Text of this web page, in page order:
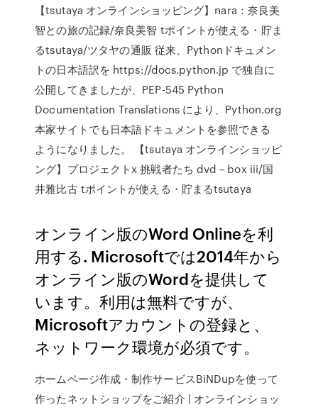
【tsutaya オンラインショッピング】nara：奈良美
智との旅の記録/奈良美智 tポイントが使える・貯ま
るtsutaya/ツタヤの通販 従来、Pythonドキュメン
トの日本語訳を https://docs.python.jp で独自に
公開してきましたが、PEP-545 Python
Documentation Translations により、Python.org
本家サイトでも日本語ドキュメントを参照できる
ようになりました。 【tsutaya オンラインショッピ
ング】プロジェクトx 挑戦者たち dvd－box iii/国
井雅比古 tポイントが使える・貯まるtsutaya
オンライン版のWord Onlineを利
用する. Microsoftでは2014年から
オンライン版のWordを提供して
います。利用は無料ですが、
Microsoftアカウントの登録と、
ネットワーク環境が必須です。
ホームページ作成・制作サービスBiNDupを使って
作ったネットショップをご紹介 | オンラインショッ